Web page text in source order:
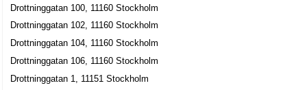
Drottninggatan 108, 11360 Stockholm
Threeip AB
Björn-Olof David Isberg
08-55112200
Drottninggatan 108, 11360 Stockholm
Drottninggatan 100, 11160 Stockholm
Drottninggatan 102, 11160 Stockholm
Drottninggatan 104, 11160 Stockholm
Drottninggatan 106, 11160 Stockholm
Drottninggatan 1, 11151 Stockholm